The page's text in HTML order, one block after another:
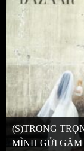
(S)TRONG
MÌNH GỬI